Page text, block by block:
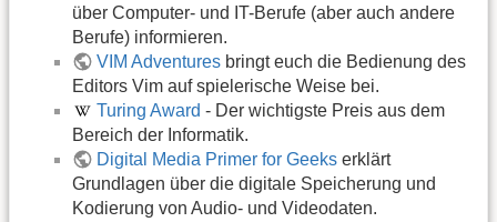
über Computer- und IT-Berufe (aber auch andere
Berufe) informieren.
VIM Adventures bringt euch die Bedienung des
Editors Vim auf spielerische Weise bei.
Turing Award - Der wichtigste Preis aus dem
Bereich der Informatik.
Digital Media Primer for Geeks erklärt
Grundlagen über die digitale Speicherung und
Kodierung von Audio- und Videodaten.